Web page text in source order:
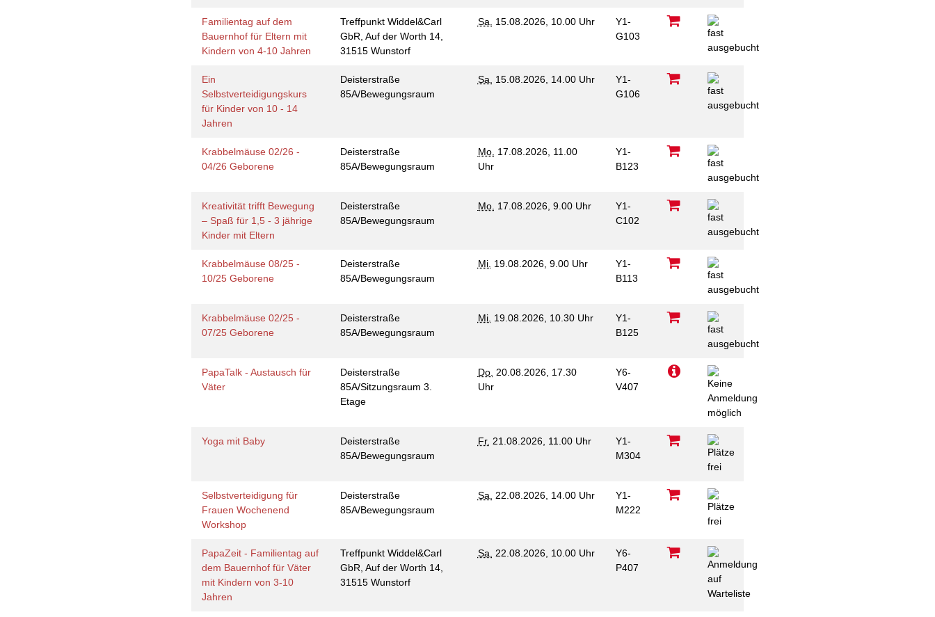
Familientag auf dem
Bauernhof für Eltern mit
Kindern von 4-10 Jahren
Treffpunkt Widdel&Carl
GbR, Auf der Worth 14,
31515 Wunstorf
Sa. 15.08.2026, 10.00 Uhr
Y1-
G103
Ein
Selbstverteidigungskurs
für Kinder von 10 - 14
Jahren
Deisterstraße
85A/Bewegungsraum
Sa. 15.08.2026, 14.00 Uhr
Y1-
G106
Krabbelmäuse 02/26 -
04/26 Geborene
Deisterstraße
85A/Bewegungsraum
Mo. 17.08.2026, 11.00
Uhr
Y1-
B123
Kreativität trifft Bewegung
– Spaß für 1,5 - 3 jährige
Kinder mit Eltern
Deisterstraße
85A/Bewegungsraum
Mo. 17.08.2026, 9.00 Uhr
Y1-
C102
Krabbelmäuse 08/25 -
10/25 Geborene
Deisterstraße
85A/Bewegungsraum
Mi. 19.08.2026, 9.00 Uhr
Y1-
B113
Krabbelmäuse 02/25 -
07/25 Geborene
Deisterstraße
85A/Bewegungsraum
Mi. 19.08.2026, 10.30 Uhr
Y1-
B125
PapaTalk - Austausch für
Väter
Deisterstraße
85A/Sitzungsraum 3.
Etage
Do. 20.08.2026, 17.30
Uhr
Y6-
V407
Yoga mit Baby
Deisterstraße
85A/Bewegungsraum
Fr. 21.08.2026, 11.00 Uhr
Y1-
M304
Selbstverteidigung für
Frauen Wochenend
Workshop
Deisterstraße
85A/Bewegungsraum
Sa. 22.08.2026, 14.00 Uhr
Y1-
M222
PapaZeit - Familientag auf
dem Bauernhof für Väter
mit Kindern von 3-10
Jahren
Treffpunkt Widdel&Carl
GbR, Auf der Worth 14,
31515 Wunstorf
Sa. 22.08.2026, 10.00 Uhr
Y6-
P407